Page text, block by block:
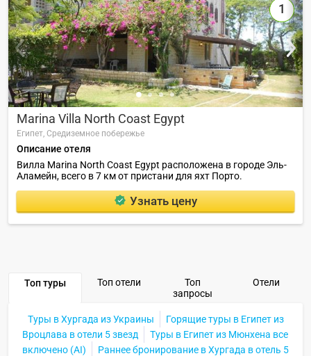
1
Marina Villa North Coast Egypt
Египет, Средиземное побережье
Описание отеля
Вилла Marina North Coast Egypt расположена в городе Эль-
Аламейн, всего в 7 км от пристани для яхт Порто.
Узнать цену
Топ туры Топ отели
Топ
запросы
Отели
Туры в Хургада из Украины
Горящие туры в Египет из
Вроцлава в отели 5 звезд
Туры в Египет из Мюнхена все
включено (AI)
Раннее бронирование в Хургада в отель 5